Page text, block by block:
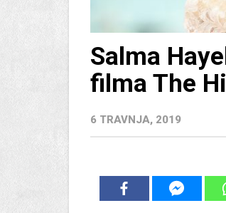
Salma
filma The
6 TRAVNJA, 2019